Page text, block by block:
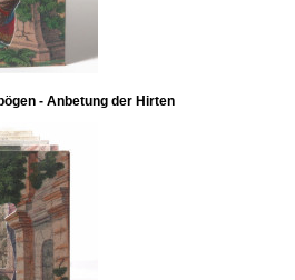
- Anbetung der Hirten